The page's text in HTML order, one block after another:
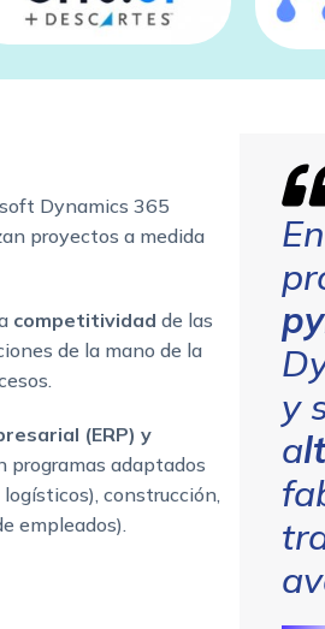
Dynamics 365
proyectos a medida
competitividad de las
de la mano de la
(ERP) y
programas adaptados
construcción,
empleados).
En
y
a